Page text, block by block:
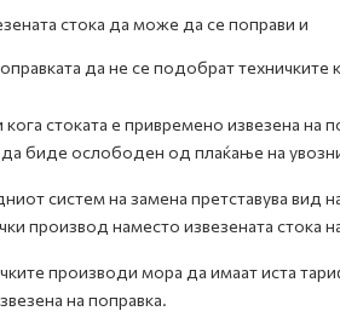
стока да може да се поправи и
да не се подобрат техничките
кога стоката е привремено извезена на
биде ослободен од плаќање на
систем на замена претставува вид
производ наместо извезената стока
производи мора да имаат иста
на поправка.